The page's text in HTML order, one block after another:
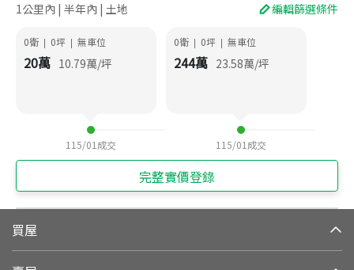
1公里內 | 半年內 | 土地 編輯篩選條件
0衛 | 0坪 | 無車位
20萬 10.79萬/坪
115/01 成交
0衛 | 0坪 | 無車位
244萬 23.58萬/坪
115/01 成交
完整實價登錄
買屋